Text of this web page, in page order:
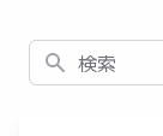
検索